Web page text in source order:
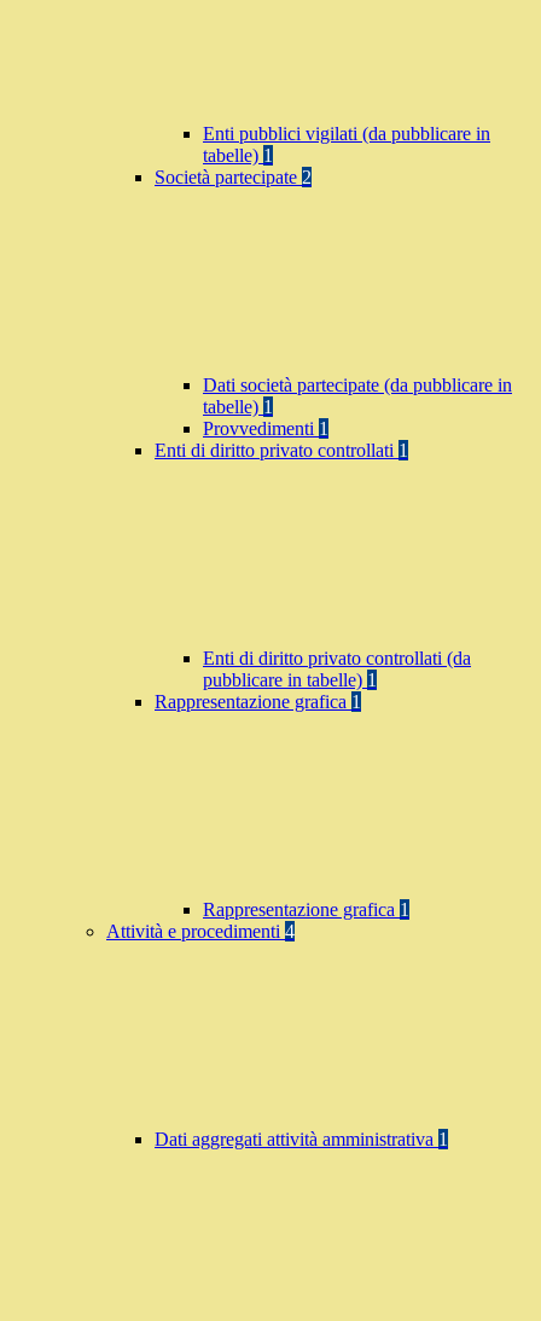
Enti pubblici vigilati (da pubblicare in
tabelle) 1
Società partecipate 2
Dati società partecipate (da pubblicare in
tabelle) 1
Provvedimenti 1
Enti di diritto privato controllati 1
Enti di diritto privato controllati (da
pubblicare in tabelle) 1
Rappresentazione grafica 1
Rappresentazione grafica 1
Attività e procedimenti 4
Dati aggregati attività amministrativa 1